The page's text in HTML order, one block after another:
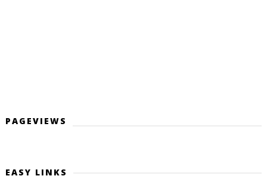
PAGEVIEWS
EASY LINKS